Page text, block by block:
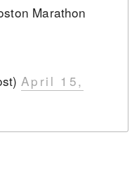
Marathon
April 15,